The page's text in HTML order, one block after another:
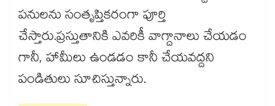
పనులను సంతృప్తికరంగా పూర్తి
చేస్తారు.ప్రస్తుతానికి ఎవరికీ వాగ్దానాలు చేయడం
గానీ, హామీలు ఉండడం కానీ చేయవద్దని
పండితులు సూచిస్తున్నారు.